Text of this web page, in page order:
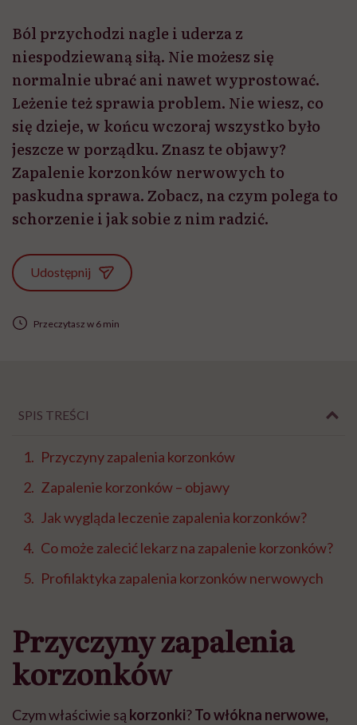
Ból przychodzi nagle i uderza z
niespodziewaną siłą. Nie możesz się
normalnie ubrać ani nawet wyprostować.
Leżenie też sprawia problem. Nie wiesz, co
się dzieje, w końcu wczoraj wszystko było
jeszcze w porządku. Znasz te objawy?
Zapalenie korzonków nerwowych to
paskudna sprawa. Zobacz, na czym polega to
schorzenie i jak sobie z nim radzić.
Udostępnij
Przeczytasz w 6 min
SPIS TREŚCI
Przyczyny zapalenia korzonków
Zapalenie korzonków – objawy
Jak wygląda leczenie zapalenia korzonków?
Co może zalecić lekarz na zapalenie korzonków?
Profilaktyka zapalenia korzonków nerwowych
Przyczyny zapalenia
korzonków
Czym właściwie są korzonki?To włókna nerwowe,